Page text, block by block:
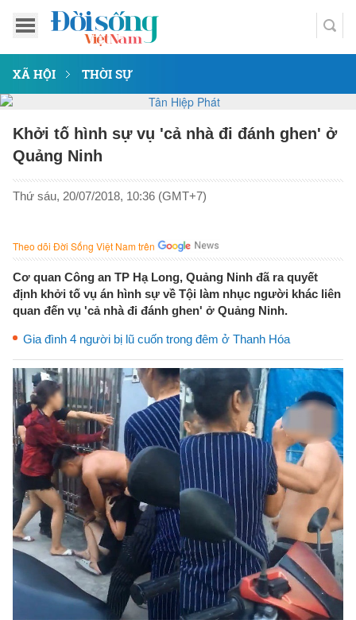
XÃ HỘI THỜI SỰ
Khởi tố hình sự vụ 'cả nhà đi đánh ghen' ở
Quảng Ninh
Thứ sáu, 20/07/2018, 10:36 (GMT+7)
Theo dõi Đời Sống Việt Nam trên
Cơ quan Công an TP Hạ Long, Quảng Ninh đã ra quyết
định khởi tố vụ án hình sự về Tội làm nhục người khác liên
quan đến vụ 'cả nhà đi đánh ghen' ở Quảng Ninh.
Gia đình 4 người bị lũ cuốn trong đêm ở Thanh Hóa